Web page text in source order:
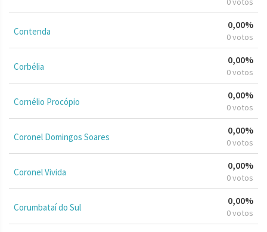
Contenda
0,00%
0 votos
Corbélia
0,00%
0 votos
Cornélio Procópio
0,00%
0 votos
Coronel Domingos Soares
0,00%
0 votos
Coronel Vivida
0,00%
0 votos
Corumbataí do Sul
0,00%
0 votos